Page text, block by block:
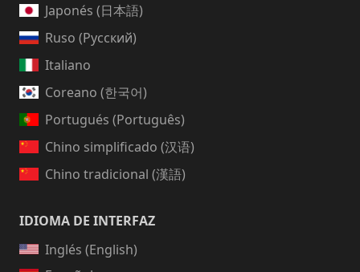
Japonés (日本語)
Ruso (Русский)
Italiano
Coreano (한국어)
Portugués (Português)
Chino simplificado (汉语)
Chino tradicional (漢語)
IDIOMA DE INTERFAZ
Inglés (English)